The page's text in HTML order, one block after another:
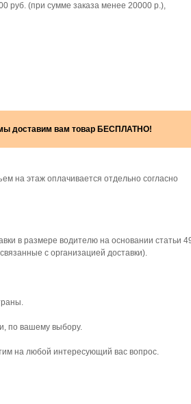
руб. (при сумме заказа менее 20000 р.),
доставим вам товар БЕСПЛАТНО!
на этаж оплачивается отдельно согласно
в размере водителю на основании статьи
с организацией доставки).
по вашему выбору.
на любой интересующий вас вопрос.